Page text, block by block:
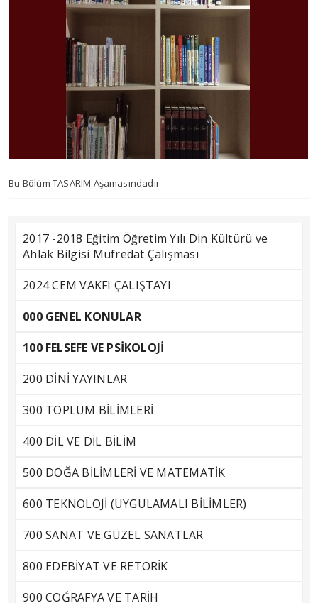
Bu Bölüm TASARIM Aşamasındadır
2017 -2018 Eğitim Öğretim Yılı Din Kültürü ve
Ahlak Bilgisi Müfredat Çalışması
2024 CEM VAKFI ÇALIŞTAYI
000 GENEL KONULAR
100 FELSEFE VE PSİKOLOJİ
200 DİNİ YAYINLAR
300 TOPLUM BİLİMLERİ
400 DİL VE DİL BİLİM
500 DOĞA BİLİMLERİ VE MATEMATİK
600 TEKNOLOJİ (UYGULAMALI BİLİMLER)
700 SANAT VE GÜZEL SANATLAR
800 EDEBİYAT VE RETORİK
900 COĞRAFYA VE TARİH